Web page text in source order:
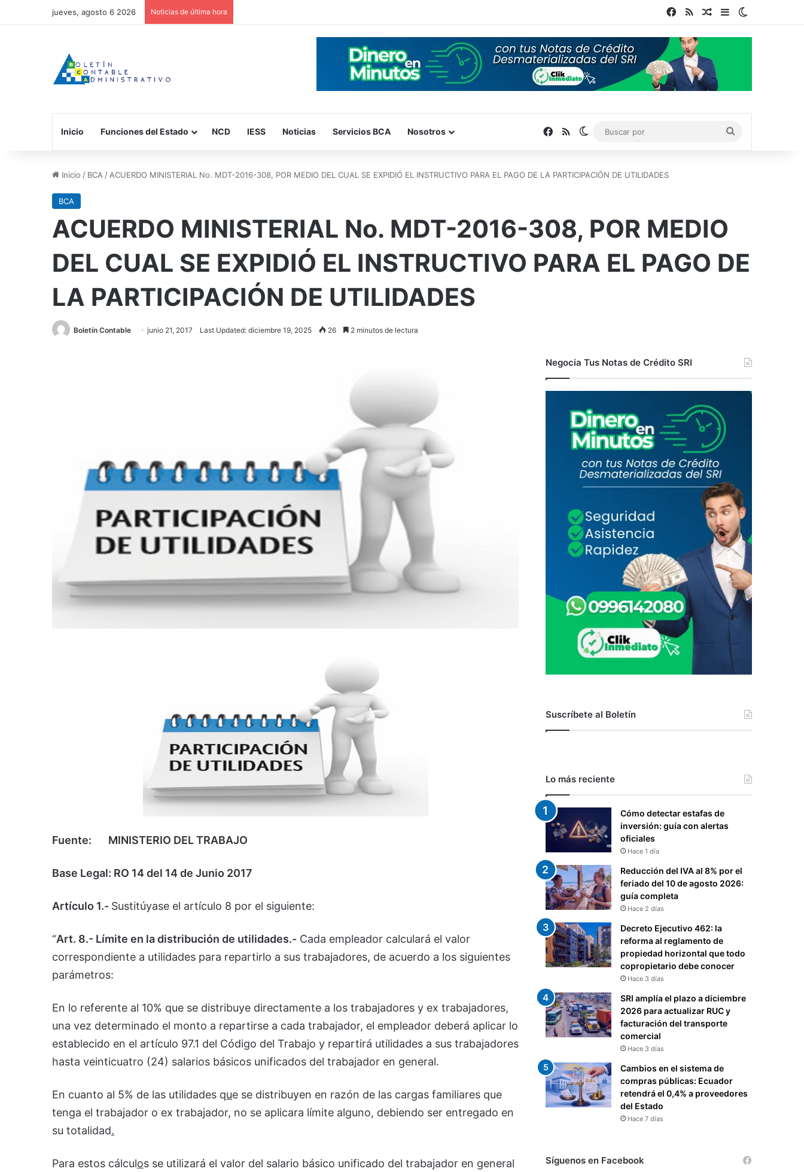
jueves, agosto 6 2026 Noticias de última hora Facebook
RSS Publicación al azar
Barra lateral
Inicio Funciones del Estado NCD IESS Noticias Servicios BCA Nosotros Facebook
RSS Switch skin
por
Inicio / BCA / ACUERDO MINISTERIAL No. MDT-2016-308, POR MEDIO DEL CUAL SE EXPIDIÓ EL INSTRUCTIVO PARA EL PAGO DE LA PARTICIPACIÓN DE UTILIDADES
BCA
ACUERDO MINISTERIAL No. MDT-2016-308, POR MEDIO
DEL CUAL SE EXPIDIÓ EL INSTRUCTIVO PARA EL PAGO DE
LA PARTICIPACIÓN DE UTILIDADES
Boletín Contable junio 21, 2017 Last Updated: diciembre 19, 2025 26 2 minutos de lectura
Fuente: MINISTERIO DEL TRABAJO
Base Legal: RO 14 del 14 de Junio 2017
Artículo 1.- Sustitúyase el artículo 8 por el siguiente:
“Art. 8.- Límite en la distribución de utilidades.- Cada empleador calculará el valor
correspondiente a utilidades para repartirlo a sus trabajadores, de acuerdo a los siguientes
parámetros:
En lo referente al 10% que se distribuye directamente a los trabajadores y ex trabajadores,
una vez determinado el monto a repartirse a cada trabajador, el empleador deberá aplicar lo
establecido en el artículo 97.1 del Código del Trabajo y repartirá utilidades a sus trabajadores
hasta veinticuatro (24) salarios básicos unificados del trabajador en general.
En cuanto al 5% de las utilidades que se distribuyen en razón de las cargas familiares que
tenga el trabajador o ex trabajador, no se aplicara límite alguno, debiendo ser entregado en
su totalidad.
Para estos cálculos se utilizará el valor del salario básico unificado del trabajador en general
Negocia Tus Notas de Crédito SRI
Suscríbete al Boletín
Lo más reciente
Cómo detectar estafas de
inversión: guía con alertas
oficiales
Hace 1 día
Reducción del IVA al 8% por el
feriado del 10 de agosto 2026:
guía completa
Hace 2 días
Decreto Ejecutivo 462: la
reforma al reglamento de
propiedad horizontal que todo
copropietario debe conocer
Hace 3 días
SRI amplía el plazo a diciembre
2026 para actualizar RUC y
facturación del transporte
comercial
Hace 3 días
Cambios en el sistema de
compras públicas: Ecuador
retendrá el 0,4% a proveedores
del Estado
Hace 7 días
Síguenos en Facebook